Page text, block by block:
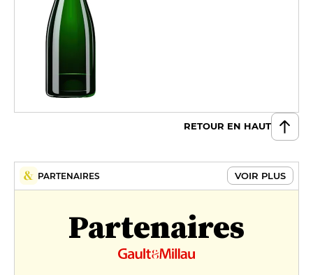
RETOUR EN HAUT
PARTENAIRES VOIR PLUS
Partenaires